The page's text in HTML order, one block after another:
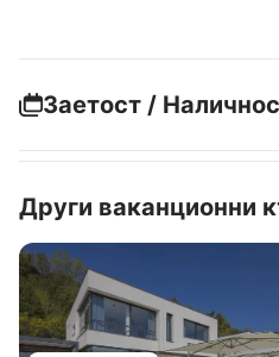
Заетост /
Други ваканционни